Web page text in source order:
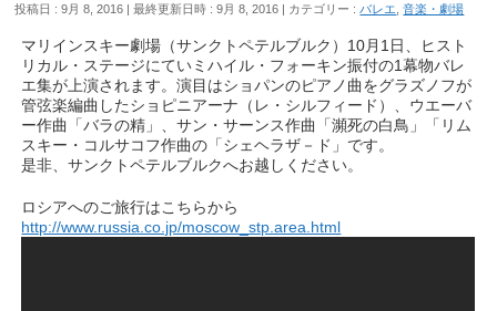
投稿日 : 9月 8, 2016 最終更新日時 : 9月 8, 2016 カテゴリー : バレエ ,音楽・劇場
マリインスキー劇場（サンクトペテルブルク）10月1日、ヒスト
リカル・ステージにていミハイル・フォーキン振付の1幕物バレ
エ集が上演されます。演目はショパンのピアノ曲をグラズノフが
管弦楽編曲したショピニアーナ（レ・シルフィード）、ウエーバ
ー作曲「バラの精」、サン・サーンス作曲「瀕死の白鳥」「リム
スキー・コルサコフ作曲の「シェヘラザ－ド」です。
是非、サンクトペテルブルクへお越しください。
ロシアへのご旅行はこちらから
http://www.russia.co.jp/moscow_stp.area.html